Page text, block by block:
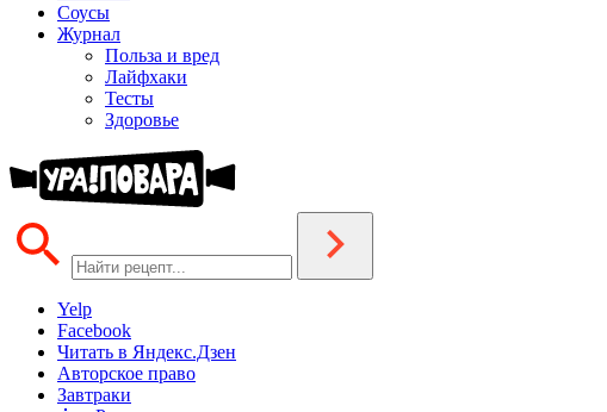
Соусы
Журнал
Польза и вред
Лайфхаки
Тесты
Здоровье
Yelp
Facebook
Читать в Яндекс.Дзен
Авторское право
Завтраки